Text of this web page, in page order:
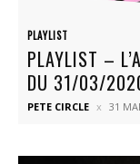
PLAYLIST
PLAYLIST –
DU 31/03/
PETE CIRCLE 31